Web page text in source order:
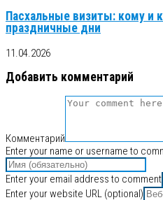
Пасхальные визиты: кому и
праздничные дни
11.04.2026
Добавить комментарий
Комментарий
Enter your name or username to
Enter your email address to comment
Enter your website URL (optional)